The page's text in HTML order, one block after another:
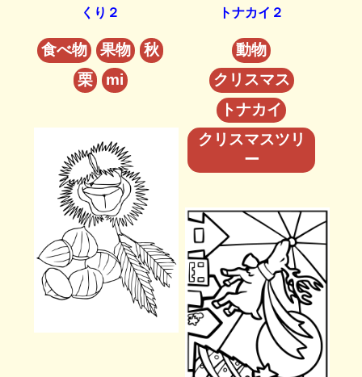
くり２
食べ物 果物
秋
栗
mi
トナカイ２
動物
クリスマス
トナカイ
クリスマスツリ
ー